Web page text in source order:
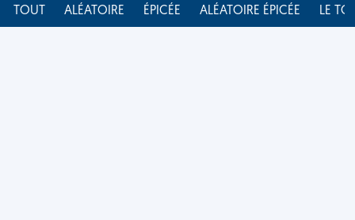
TOUT ALÉATOIRE ÉPICÉE ALÉATOIRE ÉPICÉE LE